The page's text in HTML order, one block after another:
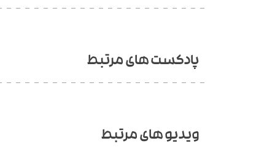
پادکست های مرتبط
ویدیو های مرتبط